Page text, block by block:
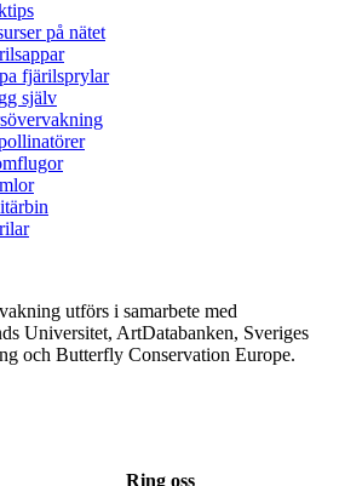
på nätet
fjärilsprylar
själv
utförs i samarbete med
Universitet, ArtDatabanken, Sveriges
och Butterfly Conservation Europe.
Ring oss